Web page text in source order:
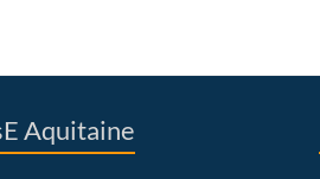
Aquitaine